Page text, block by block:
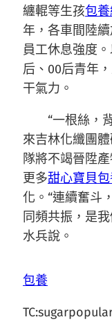
纏輥等生孩包養
年，各車間陸
員工休息強度
后、00后青年
干氣力。
“一根絲，
來吉林化纖團
隊將不竭晉陞
更多甜心寶貝包
化。“連續奮斗
同頻共振，是
水兵說。
包養